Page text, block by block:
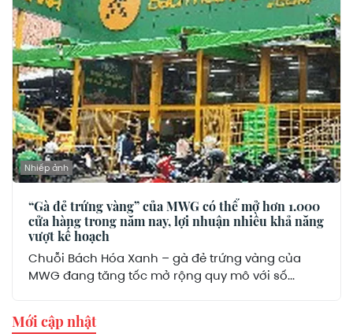
Nhiếp ảnh
“Gà đẻ trứng vàng” của MWG có thể mở hơn 1.000
cửa hàng trong năm nay, lợi nhuận nhiều khả năng
vượt kế hoạch
Chuỗi Bách Hóa Xanh – gà đẻ trứng vàng của
MWG đang tăng tốc mở rộng quy mô với số...
Mới cập nhật